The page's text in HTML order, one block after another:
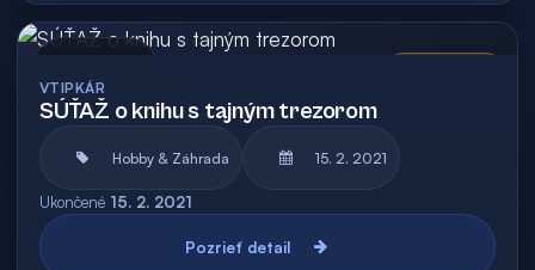
VTIPKÁR
SÚŤAŽ o knihu s tajným trezorom
Hobby & Záhrada 15. 2. 2021
Ukončené 15. 2. 2021
Pozrieť detail